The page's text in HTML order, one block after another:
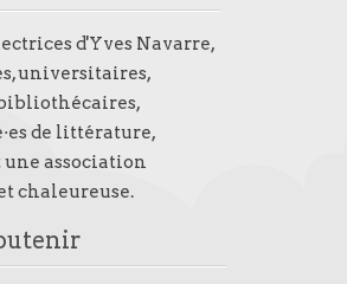
d'Yves Navarre,
universitaires,
de littérature,
une association
chaleureuse.